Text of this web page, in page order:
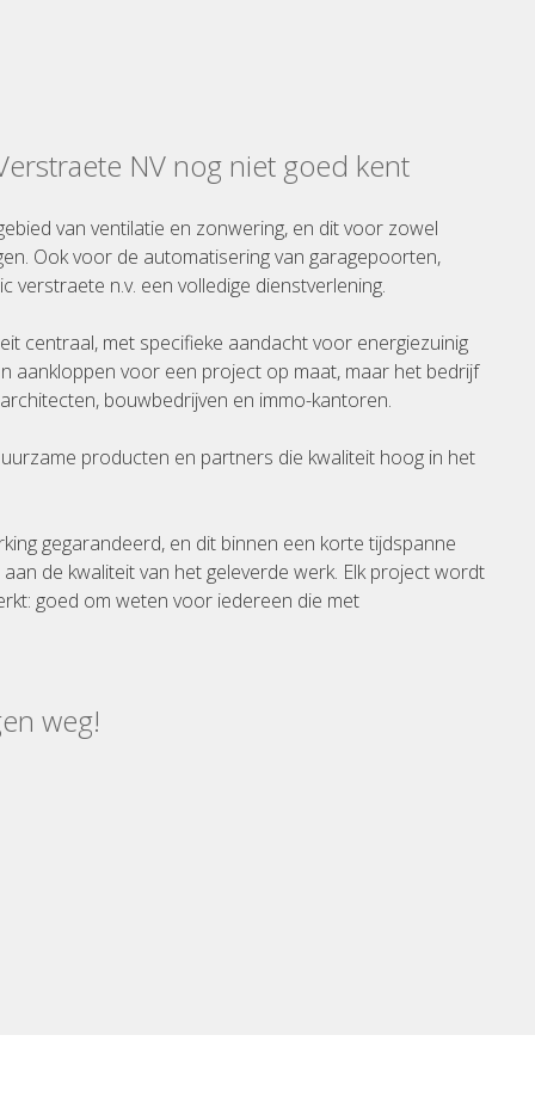
NV nog niet goed kent
van ventilatie en zonwering, en dit voor zowel
Ook voor de automatisering van garagepoorten,
verstraete n.v. een volledige dienstverlening.
centraal, met specifieke aandacht voor energiezuinig
aankloppen voor een project op maat, maar het bedrijf
bouwbedrijven en immo-kantoren.
producten en partners die kwaliteit hoog in het
gegarandeerd, en dit binnen een korte tijdspanne
de kwaliteit van het geleverde werk. Elk project wordt
goed om weten voor iedereen die met
weg!